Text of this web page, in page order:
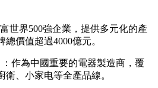
富世界500強企業，提供多元化的產
價值超過4000億元。
：作為中國重要的電器製造商，覆
衛、小家电等全產品線。